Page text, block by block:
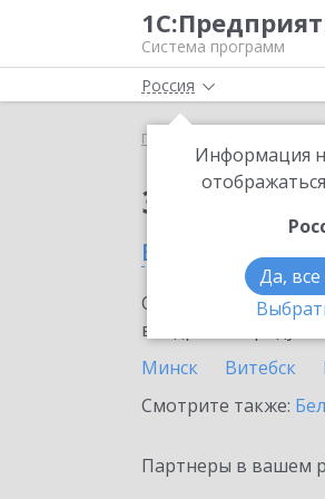
Система программ
Россия
Информация
Да,
Главная
Заказать
в Лиде
Ознакомьтесь с
внедрение продукта.
Минск
Витебск
Смотрите также:
Партнеры в вашем